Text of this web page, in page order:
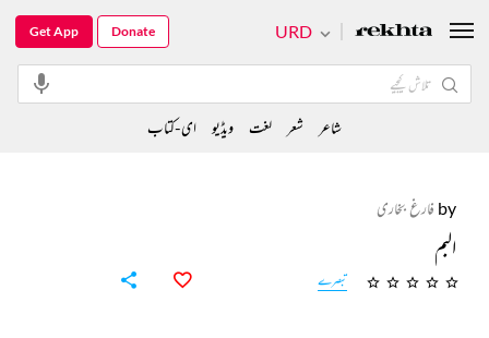
by فارغ بخاری
البم
تبصرے
URD
Get App Donate
شاعر شعر لغت ویڈیو ای-کتاب